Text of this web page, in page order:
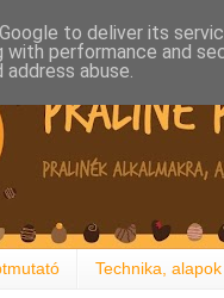
Technika, alapok
to deliver its
with performance and
abuse.